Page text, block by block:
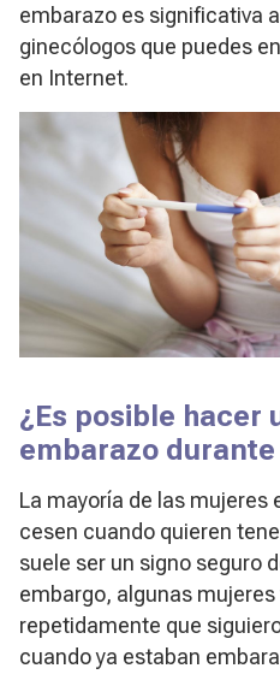
embarazo es significativa
ginecólogos que puedes
en Internet.
¿Es posible hacer
embarazo
La mayoría de las mujeres
cesen cuando quieren
suele ser un signo seguro
embargo, algunas
repetidamente que
cuando ya estaban